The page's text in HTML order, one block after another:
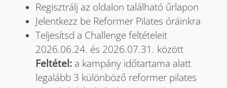
Regisztrálj az oldalon található űrlapon
Jelentkezz be Reformer Pilates óráinkra
Teljesítsd a Challenge feltételeit
2026.06.24. és 2026.07.31. között
Feltétel:a kampány időtartama alatt
legalább 3 különböző reformer pilates